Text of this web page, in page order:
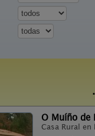
O Muíño de
Casa Rural en